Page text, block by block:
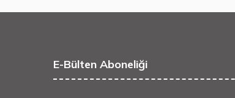
E-Bülten Aboneliği